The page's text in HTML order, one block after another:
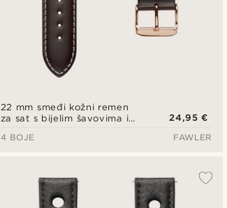
22 mm smeđi kožni remen
za sat s bijelim šavovima i
zlata
24,95 €
4 BOJE
FAWLER